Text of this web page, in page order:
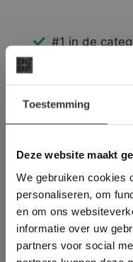
Toestemming
Deze website maakt
We gebruiken cookies
personaliseren, om
en om ons
informatie over uw
partners voor social
#1 in de
Binnen 24
Meer dan 500
This Cookie
longer
Deze
gebruik te